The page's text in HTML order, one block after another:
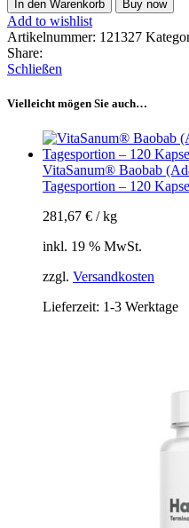
In den Warenkorb Buy now
Add to wishlist
Artikelnummer: 121327
Share:
Schließen
Vielleicht mögen Sie auch…
VitaSanum® Baobab
Tagesportion – 120
281,67 € /kg
inkl. 19 % MwSt.
zzgl. Versandkosten
Lieferzeit: 1-3 Werktage